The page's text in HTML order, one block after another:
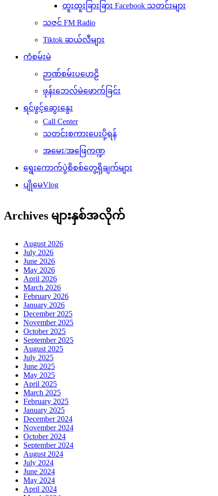
ထူးထူးခြားခြား Facebook သတင်းများ
သဇင် FM Radio
Tiktok ဆယ်လီများ
ကံစမ်းမဲ
ဉာဏ်စမ်းပဟေဠိ
ဖုန်းဘေလ်မဲဖောက်ခြင်း
ရင်ဖွင့်ဆွေးနွေး
Call Center
သတင်းစကားပေးပို့ရန်
အမေး/အဖြေကဏ္ဍ
ရွေးကောက်ပွဲစိစစ်တွေ့ရှိချက်များ
ပျိုမေVlog
Archives များနှစ်အလိုက်
August 2026
July 2026
June 2026
May 2026
April 2026
March 2026
February 2026
January 2026
December 2025
November 2025
October 2025
September 2025
August 2025
July 2025
June 2025
May 2025
April 2025
March 2025
February 2025
January 2025
December 2024
November 2024
October 2024
September 2024
August 2024
July 2024
June 2024
May 2024
April 2024